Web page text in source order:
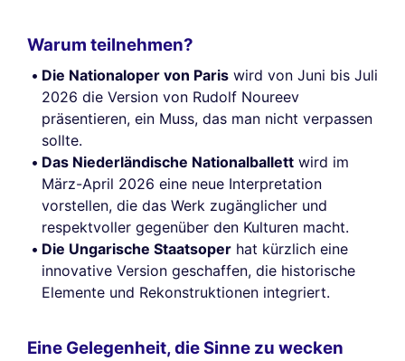
Warum teilnehmen?
Die Nationaloper von Paris wird von Juni bis Juli
2026 die Version von Rudolf Noureev
präsentieren, ein Muss, das man nicht verpassen
sollte.
Das Niederländische Nationalballett wird im
März-April 2026 eine neue Interpretation
vorstellen, die das Werk zugänglicher und
respektvoller gegenüber den Kulturen macht.
Die Ungarische Staatsoper hat kürzlich eine
innovative Version geschaffen, die historische
Elemente und Rekonstruktionen integriert.
Eine Gelegenheit, die Sinne zu wecken